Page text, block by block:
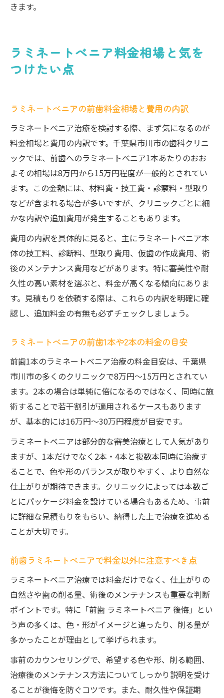
きます。
ラミネートべニア料金相場と気を
つけたい点
ラミネートべニアの前歯料金相場と費用の内訳
ラミネートべニア治療を検討する際、まず気になるのが
料金相場と費用の内訳です。千葉県市川市の歯科クリニ
ックでは、前歯へのラミネートべニア1本あたりのおお
よその相場は8万円から15万円程度が一般的とされてい
ます。この金額には、材料費・技工費・診察料・型取り
などが含まれる場合が多いですが、クリニックごとに細
かな内訳や追加費用が発生することもあります。
費用の内訳を具体的に見ると、主にラミネートべニア本
体の技工料、診断料、型取り費用、仮歯の作成費用、術
後のメンテナンス費用などがあります。特に審美性や耐
久性の高い素材を選ぶと、料金が高くなる傾向にありま
す。見積もりを依頼する際は、これらの内訳を明確に確
認し、追加料金の有無も必ずチェックしましょう。
ラミネートべニアの前歯1本や2本の料金の目安
前歯1本のラミネートべニア治療の料金目安は、千葉県
市川市の多くのクリニックで8万円～15万円とされてい
ます。2本の場合は単純に倍になるのではなく、同時に施
術することで若干割引が適用されるケースもあります
が、基本的には16万円～30万円程度が目安です。
ラミネートべニアは部分的な審美治療として人気があり
ますが、1本だけでなく2本・4本と複数本同時に治療す
ることで、色や形のバランスが取りやすく、より自然な
仕上がりが期待できます。クリニックによっては本数ご
とにパッケージ料金を設けている場合もあるため、事前
に詳細な見積もりをもらい、納得した上で治療を進める
ことが大切です。
前歯ラミネートべニアで料金以外に注意すべき点
ラミネートべニア治療では料金だけでなく、仕上がりの
自然さや歯の削る量、術後のメンテナンスも重要な判断
ポイントです。特に「前歯 ラミネートべニア 後悔」とい
う声の多くは、色・形がイメージと違ったり、削る量が
多かったことが理由として挙げられます。
事前のカウンセリングで、希望する色や形、削る範囲、
治療後のメンテナンス方法についてしっかり説明を受け
ることが後悔を防ぐコツです。また、耐久性や保証期